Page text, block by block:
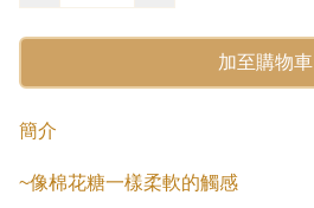
加至購物車
簡介
~像棉花糖一樣柔軟的觸感